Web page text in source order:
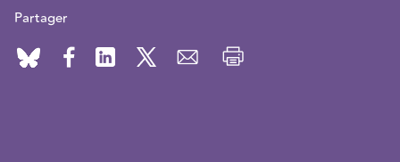
Partager